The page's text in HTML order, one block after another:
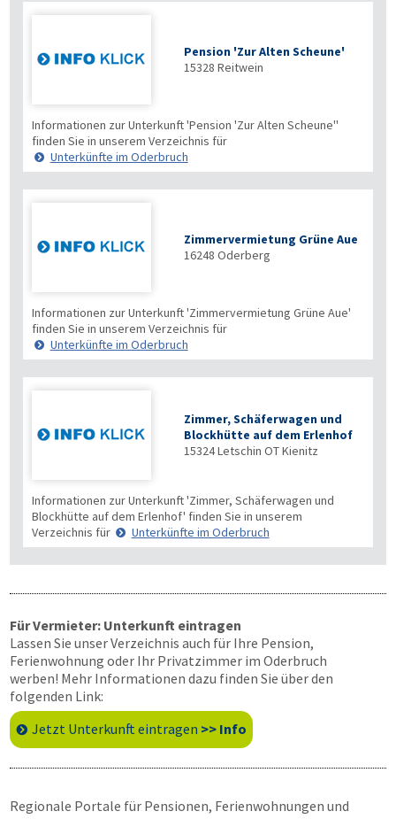
Pension 'Zur Alten Scheune'
15328 Reitwein
Informationen zur Unterkunft 'Pension 'Zur Alten Scheune''
finden Sie in unserem Verzeichnis für
Unterkünfte im Oderbruch
Zimmervermietung Grüne Aue
16248 Oderberg
Informationen zur Unterkunft 'Zimmervermietung Grüne Aue'
finden Sie in unserem Verzeichnis für
Unterkünfte im Oderbruch
Zimmer, Schäferwagen und
Blockhütte auf dem Erlenhof
15324Letschin OT Kienitz
Informationen zur Unterkunft 'Zimmer, Schäferwagen und
Blockhütte auf dem Erlenhof' finden Sie in unserem
Verzeichnis für
Unterkünfte im Oderbruch
Für Vermieter: Unterkunft eintragen
Lassen Sie unser Verzeichnis auch für Ihre Pension,
Ferienwohnung oder Ihr Privatzimmer im Oderbruch
werben! Mehr Informationen dazu finden Sie über den
folgenden Link:
Jetzt Unterkunft eintragen >> Info
Regionale Portale für Pensionen, Ferienwohnungen und